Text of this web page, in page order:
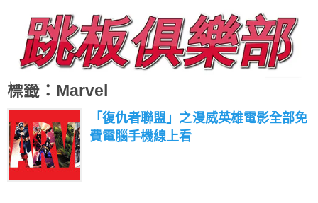
標籤：Marvel
「復仇者聯盟」之漫威英雄電影全部免
費電腦手機線上看